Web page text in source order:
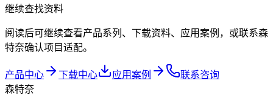
继续查找资料
阅读后可继续查看产品系列、下载资料、应用案例，或联系森
特奈确认项目适配。
产品中心 下载中心 应用案例
联系咨询
森特奈